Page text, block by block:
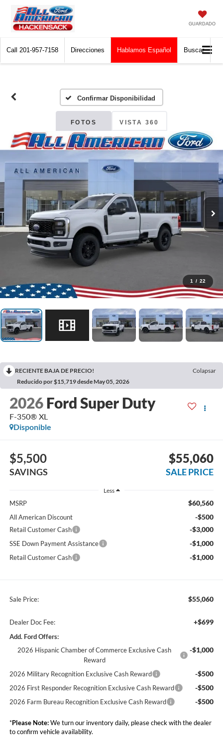
GUARDADO
Call 201-957-7158 Direcciones Hablamos Español Buscar
Confirmar Disponibilidad
FOTOS VISTA 360
1 / 22
RECIENTE BAJA DE PRECIO!
Colapsar
Reducido por $15,719 desde May 05, 2026
2026 Ford Super Duty
F-350® XL
Disponible
$5,500
SAVINGS
$55,060
SALE PRICE
Less
MSRP $60,560
All American Discount -$500
Retail Customer Cash -$3,000
SSE Down Payment Assistance -$1,000
Retail Customer Cash -$1,000
Sale Price: $55,060
Dealer Doc Fee: +$699
Add. Ford Offers:
2026 Hispanic Chamber of Commerce Exclusive Cash
Reward
-$1,000
2026 Military Recognition Exclusive Cash Reward -$500
2026 First Responder Recognition Exclusive Cash Reward -$500
2026 Farm Bureau Recognition Exclusive Cash Reward -$500
*Please Note:We turn our inventory daily, please check with the dealer
to confirm vehicle availability.